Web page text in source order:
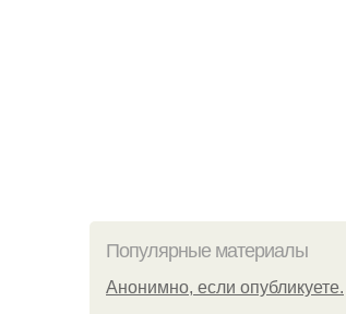
Популярные материалы
Анонимно, если опубликуете.